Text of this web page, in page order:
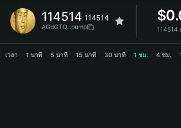
简体中文
繁體中文
Bahasa Indonesia
114514 114514
AGdGTQ...pump
$
114514
114514 Price Chart
เวลา 1 นาที 5 นาที 15 นาที 30 นาที 1 ชม. 4 ชม.